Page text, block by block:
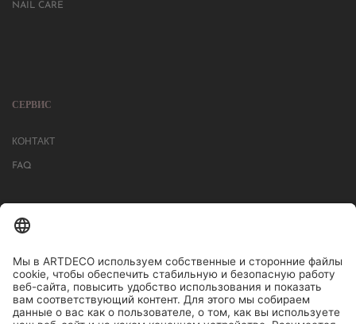
NAIL CARE
СЕРВИС
КОНТАКТ
FAQ
БОЛЕЕ 1000 МАГАЗИНОВ В ГЕРМАНИИ, АВСТРИИ, ШВЕЙЦАРИИ.